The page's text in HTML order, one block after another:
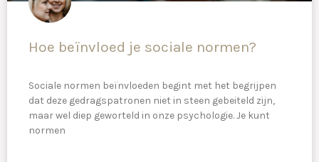
Hoe beïnvloed je sociale normen?
Sociale normen beïnvloeden begint met het begrijpen
dat deze gedragspatronen niet in steen gebeiteld zijn,
maar wel diep geworteld in onze psychologie. Je kunt
normen